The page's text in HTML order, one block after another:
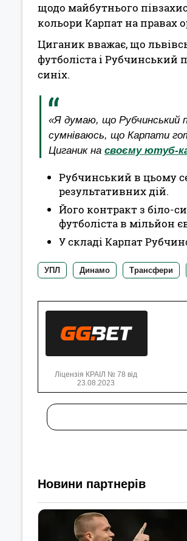
щодо майбутнього
кольори Карпат на правах
Циганик вважає, що
футболіста і Рубчинський
синіх.
«Я думаю, що Рубчинський
сумніваюсь, що Карпати
Циганик на своєму ютуб-
Рубчинський в цьому
результативних дій.
Його контракт з біло-
футболіста в мільйон
У складі Карпат
УПЛ Динамо Трансфери
Ліцензія КРАІЛ № 78 від
23.08.2023